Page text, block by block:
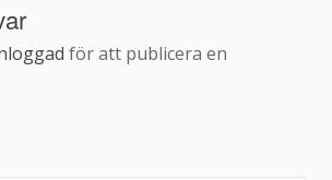
för att publicera en